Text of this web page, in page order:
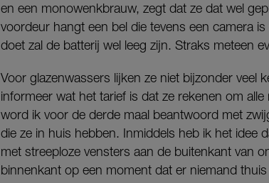
en een monowenkbrauw, zegt dat ze dat wel
voordeur hangt een bel die tevens een camera
doet zal de batterij wel leeg zijn. Straks meteen
Voor glazenwassers lijken ze niet bijzonder veel
informeer wat het tarief is dat ze rekenen om
word ik voor de derde maal beantwoord met
die ze in huis hebben. Inmiddels heb ik het idee
met streeploze vensters aan de buitenkant van
binnenkant op een moment dat er niemand thuis